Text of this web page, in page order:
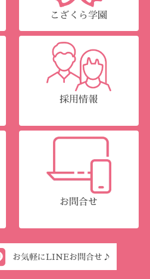
こざくら学園
採用情報
お問合せ
お気軽にLINEお問合せ♪